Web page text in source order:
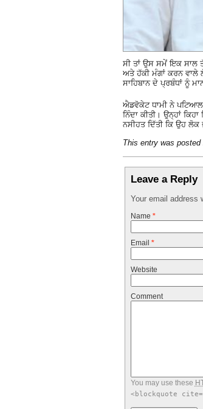
ਸੀ ਤਾਂ ਉਸ ਸਮੇਂ ਇਕ ਸਾਲ
ਅਤੇ ਹੱਕੀ ਮੰਗਾਂ ਕਰਨ ਵਾਲੇ
ਸਾਹਿਬਾਨ ਦੇ ਪ੍ਰਬੰਧਾਂ ਨੂੰ
ਐਡਵੋਕੇਟ ਧਾਮੀ ਨੇ
ਨਿੰਦਾ ਕੀਤੀ। ਉਨ੍ਹਾਂ
ਨਸੀਹਤ ਦਿੱਤੀ ਕਿ ਉਹ
This entry was posted
Leave a Reply
Your email address
Name *
Email *
Website
Comment
You may use these
<blockquote